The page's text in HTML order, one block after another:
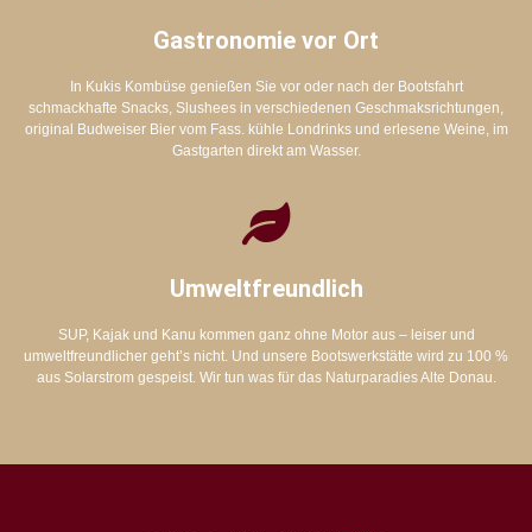
Gastronomie vor Ort
In Kukis Kombüse genießen Sie vor oder nach der Bootsfahrt
schmackhafte Snacks, Slushees in verschiedenen Geschmaksrichtungen,
original Budweiser Bier vom Fass. kühle Londrinks und erlesene Weine, im
Gastgarten direkt am Wasser.
Umweltfreundlich
SUP, Kajak und Kanu kommen ganz ohne Motor aus – leiser und
umweltfreundlicher geht’s nicht. Und unsere Bootswerkstätte wird zu 100 %
aus Solarstrom gespeist. Wir tun was für das Naturparadies Alte Donau.